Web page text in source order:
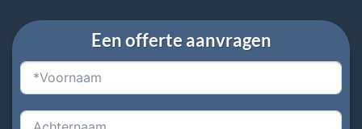
Een offerte aanvragen